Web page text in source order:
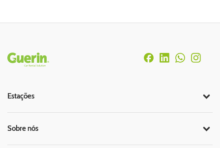
Rodapé
Estações
Sobre nós